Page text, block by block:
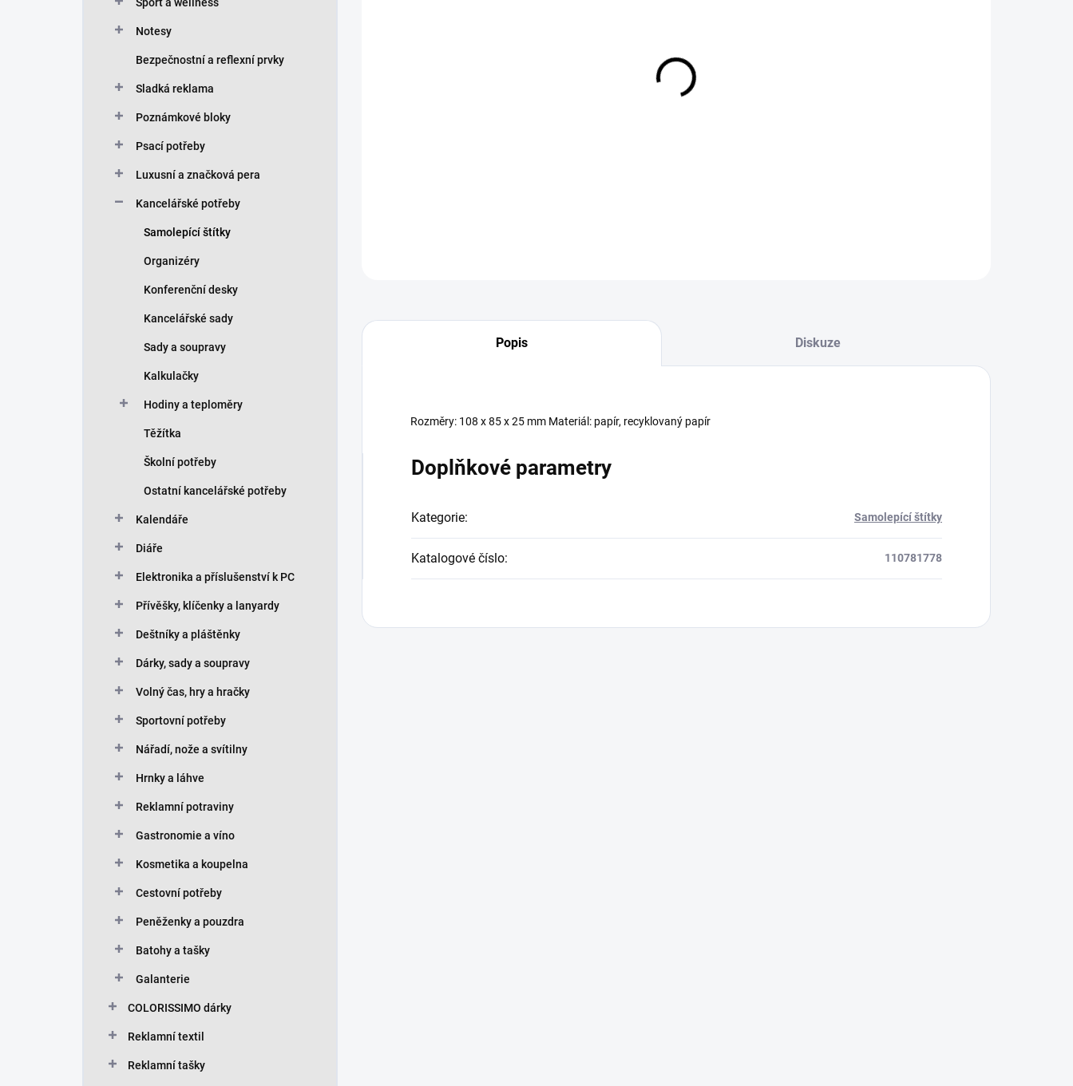
Notesy
Bezpečnostní a reflexní prvky
Sladká reklama
Poznámkové bloky
Psací potřeby
Luxusní a značková pera
Kancelářské potřeby
Samolepící štítky
Organizéry
Konferenční desky
Kancelářské sady
Sady a soupravy
Kalkulačky
Hodiny a teploměry
Těžítka
Školní potřeby
Ostatní kancelářské potřeby
Kalendáře
Diáře
Elektronika a příslušenství k PC
Přívěšky, klíčenky a lanyardy
Deštníky a pláštěnky
Dárky, sady a soupravy
Volný čas, hry a hračky
Sportovní potřeby
Nářadí, nože a svítilny
Hrnky a láhve
Reklamní potraviny
Gastronomie a víno
Kosmetika a koupelna
Cestovní potřeby
Peněženky a pouzdra
Batohy a tašky
Galanterie
COLORISSIMO dárky
Reklamní textil
Reklamní tašky
ekologických deskách s kroužkovou vazbou.Značení:
Popis Diskuze
Rozměry: 108 x 85 x 25 mm Materiál: papír, recyklovaný papír
Doplňkové parametry
Kategorie: Samolepící štítky
Katalogové číslo: 110781778